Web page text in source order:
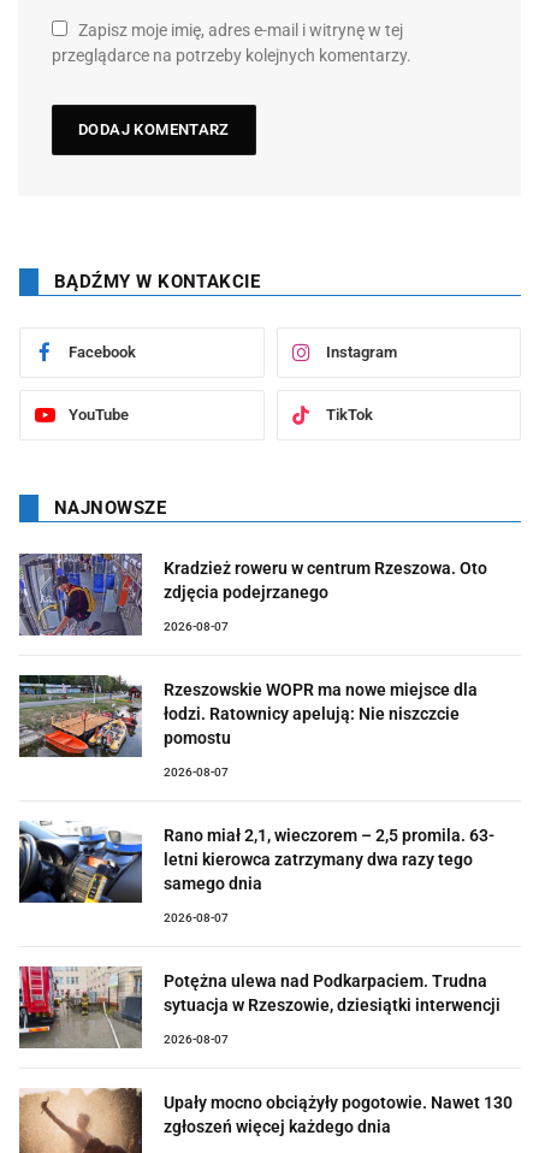
Zapisz moje imię, adres e-mail i witrynę w tej
przeglądarce na potrzeby kolejnych komentarzy.
BĄDŹMY W KONTAKCIE
Facebook Instagram
YouTube TikTok
NAJNOWSZE
Kradzież roweru w centrum Rzeszowa. Oto
zdjęcia podejrzanego
2026-08-07
Rzeszowskie WOPR ma nowe miejsce dla
łodzi. Ratownicy apelują: Nie niszczcie
pomostu
2026-08-07
Rano miał 2,1, wieczorem – 2,5 promila. 63-
letni kierowca zatrzymany dwa razy tego
samego dnia
2026-08-07
Potężna ulewa nad Podkarpaciem. Trudna
sytuacja w Rzeszowie, dziesiątki interwencji
2026-08-07
Upały mocno obciążyły pogotowie. Nawet 130
zgłoszeń więcej każdego dnia